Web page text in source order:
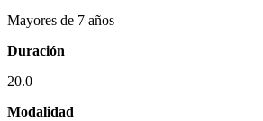
Mayores de 7 años
Duración
20.0
Modalidad